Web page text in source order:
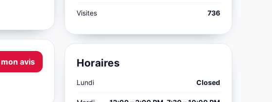
avis
Visites 736
Horaires
Lundi Closed